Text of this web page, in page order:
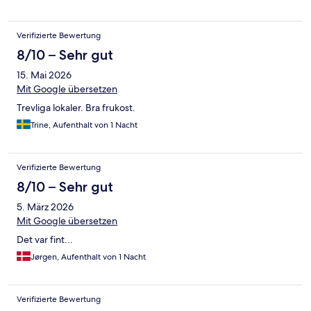
Verifizierte Bewertung
8/10 – Sehr gut
15. Mai 2026
Mit Google übersetzen
Trevliga lokaler. Bra frukost.
Trine, Aufenthalt von 1 Nacht
Verifizierte Bewertung
8/10 – Sehr gut
5. März 2026
Mit Google übersetzen
Det var fint...
Jørgen, Aufenthalt von 1 Nacht
Verifizierte Bewertung